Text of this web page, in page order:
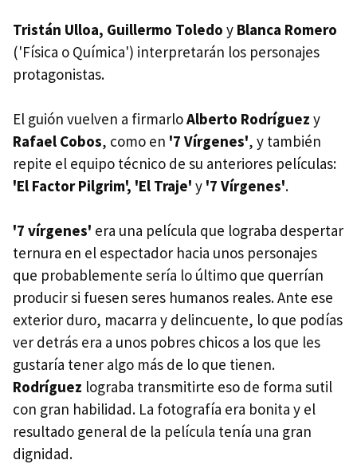
Tristán Ulloa, Guillermo Toledo y Blanca Romero
('Física o Química') interpretarán los personajes
protagonistas.
El guión vuelven a firmarloAlberto Rodríguez y
Rafael Cobos, como en '7 Vírgenes', y también
repite el equipo técnico de su anteriores películas:
'El Factor Pilgrim', 'El Traje' y '7 Vírgenes'.
'7 vírgenes' era una película que lograba despertar
ternura en el espectador hacia unos personajes
que probablemente sería lo último que querrían
producir si fuesen seres humanos reales. Ante ese
exterior duro, macarra y delincuente, lo que podías
ver detrás era a unos pobres chicos a los que les
gustaría tener algo más de lo que tienen.
Rodríguez lograba transmitirte eso de forma sutil
con gran habilidad. La fotografía era bonita y el
resultado general de la película tenía una gran
dignidad.